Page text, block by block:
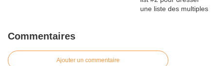
Commentaires
Ajouter un commentaire